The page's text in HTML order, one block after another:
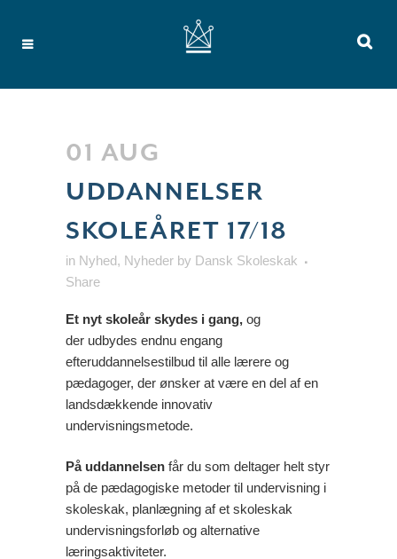
01 AUG
UDDANNELSER
SKOLEÅRET 17/18
in Nyhed, Nyheder by Dansk Skoleskak
Share
Et nyt skoleår skydes i gang, og
der udbydes endnu engang
efteruddannelsestilbud til alle lærere og
pædagoger, der ønsker at være en del af en
landsdækkende innovativ
undervisningsmetode.
På uddannelsen får du som deltager helt styr
på de pædagogiske metoder til undervisning i
skoleskak, planlægning af et skoleskak
undervisningsforløb og alternative
læringsaktiviteter.